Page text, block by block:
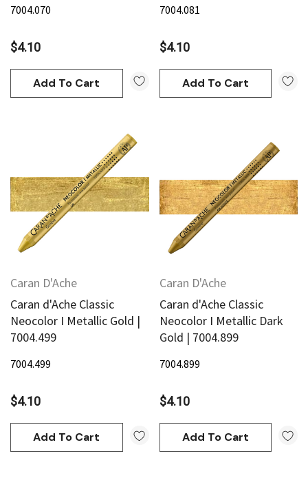
7004.070
$4.10
Add To Cart
7004.081
$4.10
Add To Cart
Caran D'Ache
Caran d'Ache Classic
Neocolor I Metallic Gold |
7004.499
7004.499
$4.10
Add To Cart
Caran D'Ache
Caran d'Ache Classic
Neocolor I Metallic Dark
Gold | 7004.899
7004.899
$4.10
Add To Cart